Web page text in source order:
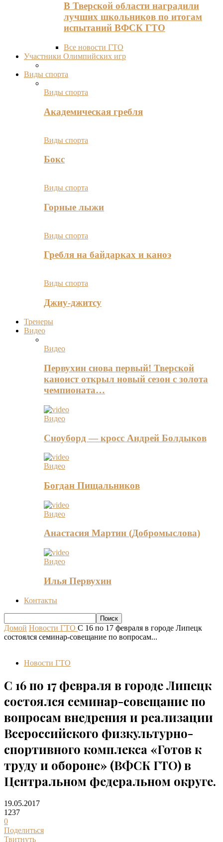
В Тверской области наградили
лучших школьников по итогам
испытаний ВФСК ГТО
Все новости ГТО
Участники Олимпийских игр
Виды спорта
Виды спорта
Академическая гребля
Виды спорта
Бокс
Виды спорта
Горные лыжи
Виды спорта
Гребля на байдарках и каноэ
Виды спорта
Джиу-джитсу
Тренеры
Видео
Видео
Первухин снова первый! Тверской
каноист открыл новый сезон с золота
чемпионата…
Видео
Сноуборд — кросс Андрей Болдыков
Видео
Богдан Пищальников
Видео
Анастасия Мартин (Добромыслова)
Видео
Илья Первухин
Контакты
Домой Новости ГТО С 16 по 17 февраля в городе Липецк
состоялся семинар-совещание по вопросам...
Новости ГТО
С 16 по 17 февраля в городе Липецк
состоялся семинар-совещание по
вопросам внедрения и реализации
Всероссийского физкультурно-
спортивного комплекса «Готов к
труду и обороне» (ВФСК ГТО) в
Центральном федеральном округе.
19.05.2017
1237
0
Поделиться
Твитнуть